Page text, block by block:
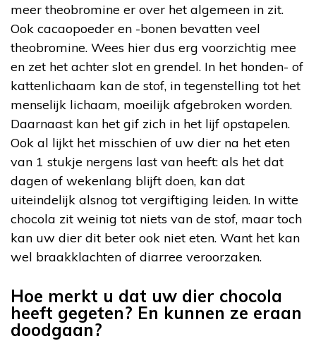
meer theobromine er over het algemeen in zit.
Ook cacaopoeder en -bonen bevatten veel
theobromine. Wees hier dus erg voorzichtig mee
en zet het achter slot en grendel. In het honden- of
kattenlichaam kan de stof, in tegenstelling tot het
menselijk lichaam, moeilijk afgebroken worden.
Daarnaast kan het gif zich in het lijf opstapelen.
Ook al lijkt het misschien of uw dier na het eten
van 1 stukje nergens last van heeft: als het dat
dagen of wekenlang blijft doen, kan dat
uiteindelijk alsnog tot vergiftiging leiden. In witte
chocola zit weinig tot niets van de stof, maar toch
kan uw dier dit beter ook niet eten. Want het kan
wel braakklachten of diarree veroorzaken.
Hoe merkt u dat uw dier chocola
heeft gegeten? En kunnen ze eraan
doodgaan?